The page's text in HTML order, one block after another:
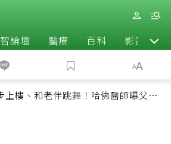
論壇 醫療 百科 影音
上樓、和老伴跳舞！哈佛醫師曝父親